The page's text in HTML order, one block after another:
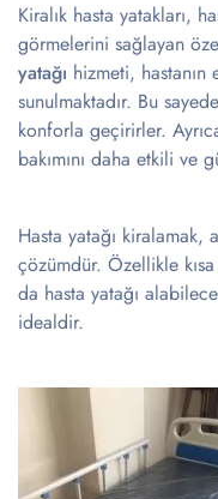
Kiralık hasta yatakları,
görmelerini sağlayan
yatağı hizmeti, hastanın
sunulmaktadır. Bu
konforla geçirirler.
bakımını daha etkili ve
Hasta yatağı kiralamak,
çözümdür. Özellikle
da hasta yatağı
idealdir.